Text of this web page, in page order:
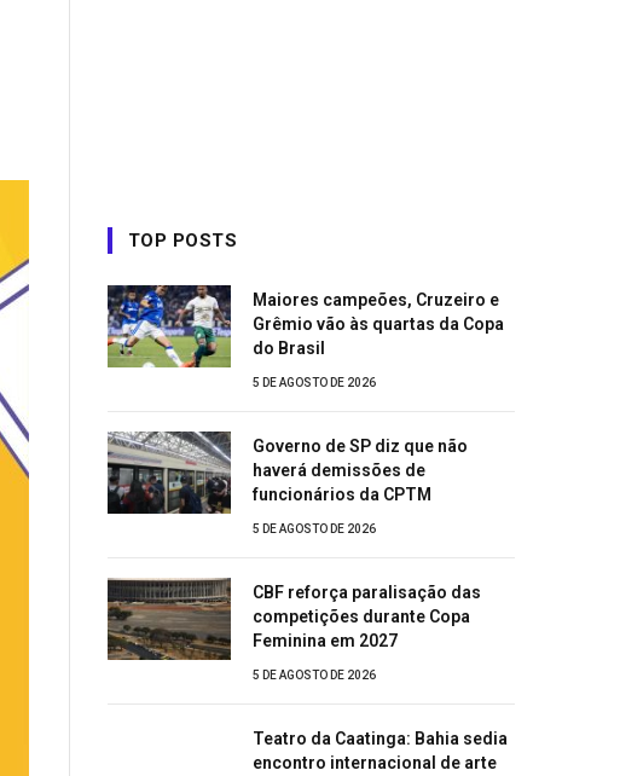
TOP POSTS
Maiores campeões, Cruzeiro e
Grêmio vão às quartas da Copa
do Brasil
5 DE AGOSTO DE 2026
Governo de SP diz que não
haverá demissões de
funcionários da CPTM
5 DE AGOSTO DE 2026
CBF reforça paralisação das
competições durante Copa
Feminina em 2027
5 DE AGOSTO DE 2026
Teatro da Caatinga: Bahia sedia
encontro internacional de arte